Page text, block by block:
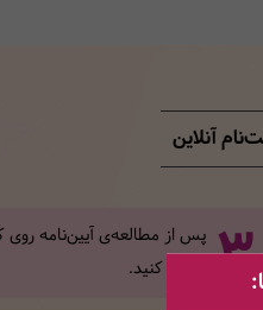
آنلاین
3 پس از مطالعه‌ی آیین‌نامه روی
کلیک کنید.